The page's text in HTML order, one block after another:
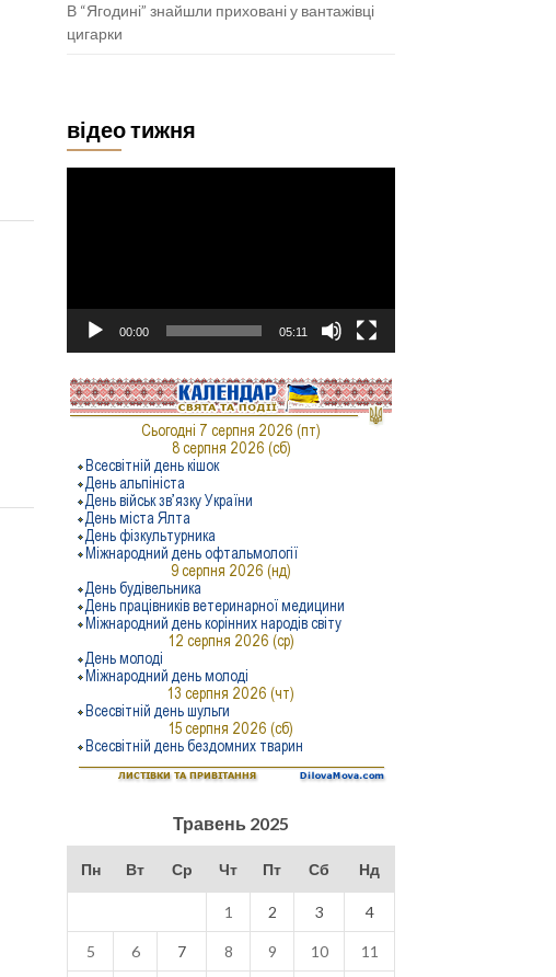
В “Ягодині” знайшли приховані у вантажівці
цигарки
відео тижня
00:00 05:11
Травень 2025
Пн Вт Ср Чт Пт Сб Нд
1 2 3 4
5 6 7 8 9 10 11